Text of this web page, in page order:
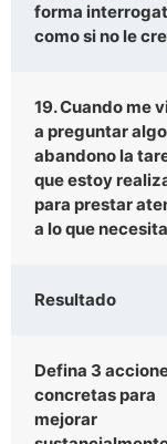
forma
como si no le
19. Cuando me
a preguntar
abandono la
que estoy
para prestar
a lo que
Resultado
Defina 3
concretas para
mejorar